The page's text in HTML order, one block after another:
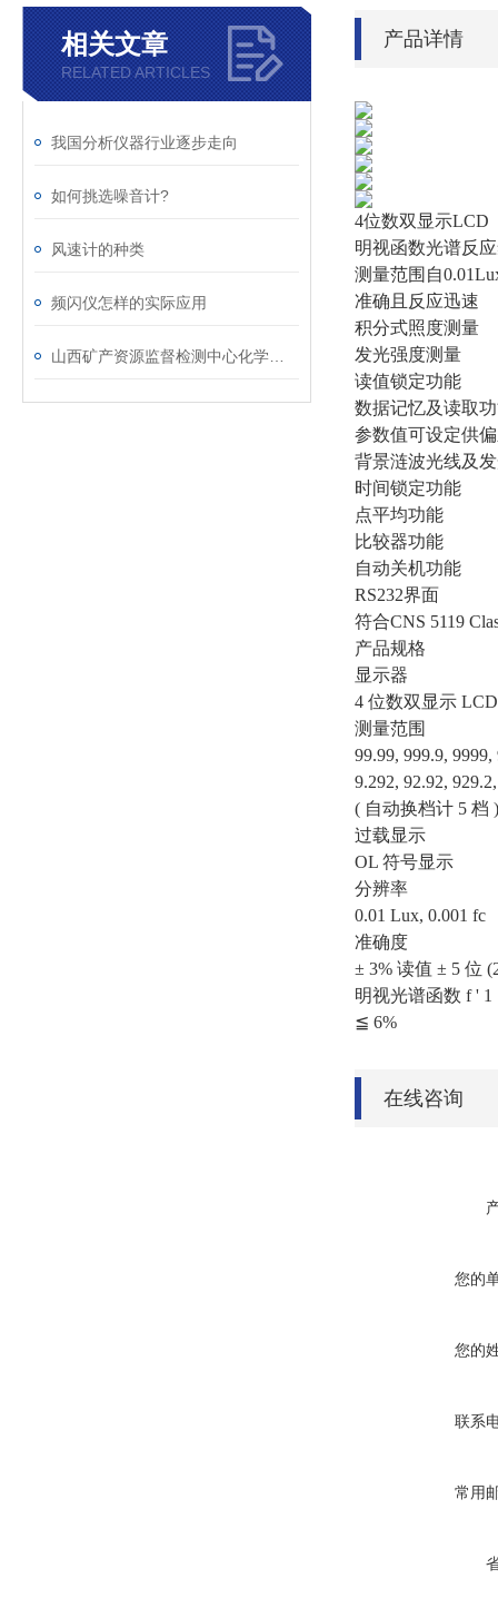
相关文章
RELATED ARTICLES
我国分析仪器行业逐步走向
如何挑选噪音计?
风速计的种类
频闪仪怎样的实际应用
产品详情
4位数双显示LCD
明视函数光谱反
测量范围自
准确且反应迅速
积分式照度测量
发光强度测量
读值锁定功能
数据记忆及读取
参数值可设定供
背景涟波光线及
时间锁定功能
点平均功能
比较器功能
自动关机功能
RS232界面
符合CNS 5119
产品规格
显示器
4 位数双显示 LCD
测量范围
99.99, 999.9,
9.292, 92.92,
( 自动换档计 5 档
过载显示
OL 符号显示
分辨率
0.01 Lux, 0.001 fc
准确度
± 3% 读值 ± 5 位
明视光谱函数 f ' 1
≦ 6%
在线咨询
您的
您的
联系
常用